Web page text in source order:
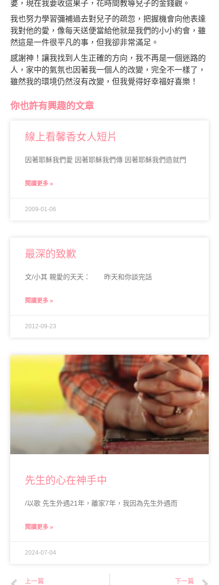
婆，現在我要收這果子，花時間教導兒子的金錢觀。
我也努力學習彌補過去對兒子的疏忽，把握機會向他表達
我對他的愛，像每天送便當給他就是我們的小小約會，雖
然這是一件很平凡的事，但我卻非常滿足。
感謝神！讓我找到人生正確的方向，我不再是一個迷路的
人，家中的氣氛也因著我一個人的改變，完全不一樣了，
雖然我的環境仍然沒有改變，但我覺得好幸福好喜樂！
你也許有興趣的文章
線上看馨香女人短片
因著耶穌我們愛 因著耶穌我們傳 因著耶穌我們造就門
閱讀更多 »
2009-01-06
最深的致歉
文/小其 親愛的天天： 昨天和你談完話
閱讀更多 »
2012-09-23
先生的心在神手中
/以歌 先生外遇21年，離家7年，我因為先生外遇而
閱讀更多 »
2024-07-04
上一篇 下一篇